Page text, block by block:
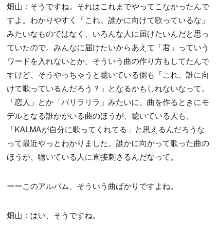
畑山：そうですね。それはこれまでやってこなかったんで
すよ。わかりやすく「これ、誰かに向けて歌っているな」
みたいなものではなく、いろんな人に届けたいんだと思っ
ていたので。みんなに届けたいからあえて「君」っていう
ワードを入れないとか、そういう曲の作り方もしてたんで
すけど、そうやっちゃうと聴いている側も「これ、誰に向
けて歌っているんだろう？」となるかもしれないなって。
「恋人」とか「パリラリラ」みたいに、曲を作るときにモ
デルとなる誰かがいる曲のほうが、聴いている人も、
「KALMAが自分に歌ってくれてる」と思えるんだろうな
って最近やっとわかりました。誰かに向かって歌った曲の
ほうが、聴いている人に直接刺さるんだなって。
ーーこのアルバム、そういう曲ばかりですよね。
畑山：はい、そうですね。